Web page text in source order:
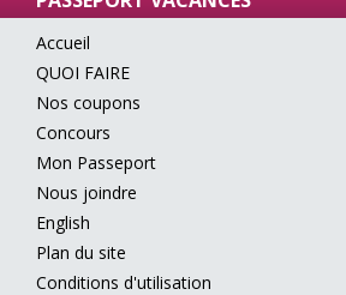
Accueil
QUOI FAIRE
Nos coupons
Concours
Mon Passeport
Nous joindre
English
Plan du site
Conditions d'utilisation